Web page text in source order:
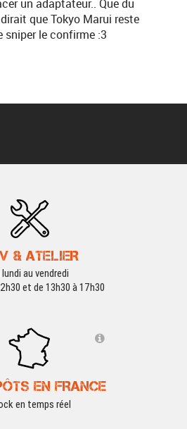
un adaptateur.. Que du
que Tokyo Marui reste
sniper le confirme :3
& ATELIER
lundi au vendredi
et de 13h30 à 17h30
EN FRANCE
en temps réel